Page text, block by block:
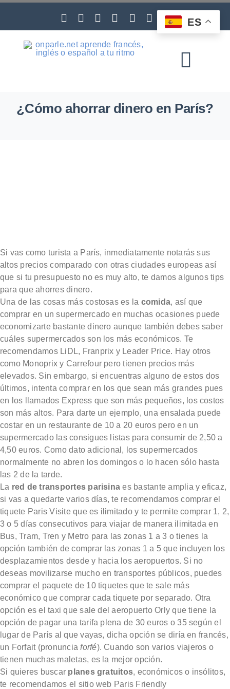
Skip
content
¿Cómo ahorrar dinero en París?
Si vas como turista a París, inmediatamente notarás sus
altos precios comparado con otras ciudades europeas así
que si tu presupuesto no es muy alto, te damos algunos tips
para que ahorres dinero.
Una de las cosas más costosas es la comida, así que
comprar en un supermercado en muchas ocasiones puede
economizarte bastante dinero aunque también debes saber
cuáles supermercados son los más económicos. Te
recomendamos LiDL, Franprix y Leader Price. Hay otros
como Monoprix y Carrefour pero tienen precios más
elevados. Sin embargo, si encuentras alguno de estos dos
últimos, intenta comprar en los que sean más grandes pues
en los llamados Express que son más pequeños, los costos
son más altos. Para darte un ejemplo, una ensalada puede
costar en un restaurante de 10 a 20 euros pero en un
supermercado las consigues listas para consumir de 2,50 a
4,50 euros. Como dato adicional, los supermercados
normalmente no abren los domingos o lo hacen sólo hasta
las 2 de la tarde.
La red de transportes parisina es bastante amplia y eficaz,
si vas a quedarte varios días, te recomendamos comprar el
tiquete Paris Visite que es ilimitado y te permite comprar 1, 2,
3 o 5 días consecutivos para viajar de manera ilimitada en
Bus, Tram, Tren y Metro para las zonas 1 a 3 o tienes la
opción también de comprar las zonas 1 a 5 que incluyen los
desplazamientos desde y hacia los aeropuertos. Si no
deseas movilizarse mucho en transportes públicos, puedes
comprar el paquete de 10 tiquetes que te sale más
económico que comprar cada tiquete por separado. Otra
opción es el taxi que sale del aeropuerto Orly que tiene la
opción de pagar una tarifa plena de 30 euros o 35 según el
lugar de París al que vayas, dicha opción se diría en francés,
un Forfait (pronuncia forfé). Cuando son varios viajeros o
tienen muchas maletas, es la mejor opción.
Si quieres buscar planes gratuitos, económicos o insólitos,
te recomendamos el sitio web Paris Friendly
ES